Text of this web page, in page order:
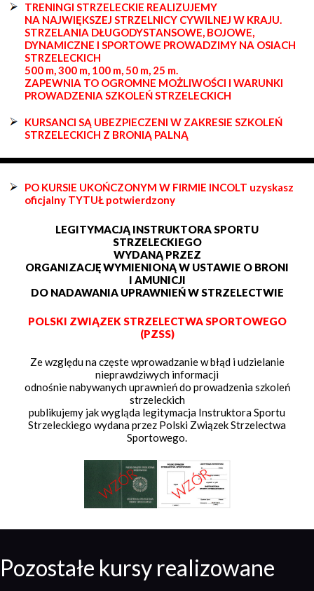
TRENINGI STRZELECKIE REALIZUJEMY
NA NAJWIĘKSZEJ STRZELNICY CYWILNEJ W KRAJU.
STRZELANIA DŁUGODYSTANSOWE, BOJOWE,
DYNAMICZNE I SPORTOWE PROWADZIMY NA OSIACH
STRZELECKICH
500 m, 300 m, 100 m, 50 m, 25 m.
ZAPEWNIA TO OGROMNE MOŻLIWOŚCI I WARUNKI
PROWADZENIA SZKOLEŃ STRZELECKICH
KURSANCI SĄ UBEZPIECZENI W ZAKRESIE SZKOLEŃ
STRZELECKICH Z BRONIĄ PALNĄ
PO KURSIE UKOŃCZONYM W FIRMIE INCOLT uzyskasz
oficjalny TYTUŁ potwierdzony
LEGITYMACJĄ INSTRUKTORA SPORTU
STRZELECKIEGO
WYDANĄ PRZEZ
ORGANIZACJĘ WYMIENIONĄ W USTAWIE O BRONI
I AMUNICJI
DO NADAWANIA UPRAWNIEŃ W STRZELECTWIE
POLSKI ZWIĄZEK STRZELECTWA SPORTOWEGO
(PZSS)
Ze względu na częste wprowadzanie w błąd i udzielanie
nieprawdziwych informacji
odnośnie nabywanych uprawnień do prowadzenia szkoleń
strzeleckich
publikujemy jak wygląda legitymacja Instruktora Sportu
Strzeleckiego wydana przez Polski Związek Strzelectwa
Sportowego.
Pozostałe kursy realizowane